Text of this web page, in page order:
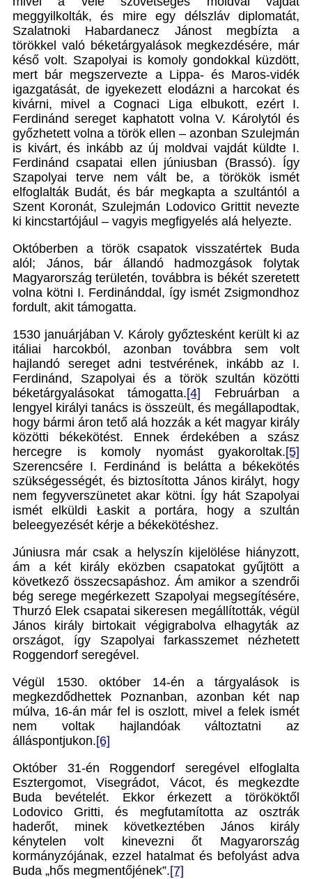
meggyilkolták, és mire egy délszláv diplomatát,
Szalatnoki Habardanecz Jánost megbízta a
törökkel való béketárgyalások megkezdésére, már
késő volt. Szapolyai is komoly gondokkal küzdött,
mert bár megszervezte a Lippa- és Maros-vidék
igazgatását, de igyekezett elodázni a harcokat és
kivárni, mivel a Cognaci Liga elbukott, ezért I.
Ferdinánd sereget kaphatott volna V. Károlytól és
győzhetett volna a török ellen – azonban Szulejmán
is kivárt, és inkább az új moldvai vajdát küldte I.
Ferdinánd csapatai ellen júniusban (Brassó). Így
Szapolyai terve nem vált be, a törökök ismét
elfoglalták Budát, és bár megkapta a szultántól a
Szent Koronát, Szulejmán Lodovico Grittit nevezte
ki kincstartójául – vagyis megfigyelés alá helyezte.
Októberben a török csapatok visszatértek Buda
alól; János, bár állandó hadmozgások folytak
Magyarország területén, továbbra is békét szeretett
volna kötni I. Ferdinánddal, így ismét Zsigmondhoz
fordult, akit támogatta.
1530 januárjában V. Károly győztesként került ki az
itáliai harcokból, azonban továbbra sem volt
hajlandó sereget adni testvérének, inkább az I.
Ferdinánd, Szapolyai és a török szultán közötti
béketárgyalásokat támogatta.[4]
Februárban a
lengyel királyi tanács is összeült, és megállapodtak,
hogy bármi áron tető alá hozzák a két magyar király
közötti békekötést. Ennek érdekében a szász
hercegre is komoly nyomást gyakoroltak.[5]
Szerencsére I. Ferdinánd is belátta a békekötés
szükségességét, és biztosította János királyt, hogy
nem fegyverszünetet akar kötni. Így hát Szapolyai
ismét elküldi Łaskit a portára, hogy a szultán
beleegyezését kérje a békekötéshez.
Júniusra már csak a helyszín kijelölése hiányzott,
ám a két király eközben csapatokat gyűjtött a
következő összecsapáshoz. Ám amikor a szendrői
bég serege megérkezett Szapolyai megsegítésére,
Thurzó Elek csapatai sikeresen megállították, végül
János király birtokait végigrabolva elhagyták az
országot, így Szapolyai farkasszemet nézhetett
Roggendorf seregével.
Végül 1530. október 14-én a tárgyalások is
megkezdődhettek Poznanban, azonban két nap
múlva, 16-án már fel is oszlott, mivel a felek ismét
nem voltak hajlandóak változtatni az
álláspontjukon.[6]
Október 31-én Roggendorf seregével elfoglalta
Esztergomot, Visegrádot, Vácot, és megkezdte
Buda bevételét. Ekkor érkezett a törököktől
Lodovico Gritti, és megfutamította az osztrák
haderőt, minek következtében János király
kénytelen volt kinevezni őt Magyarország
kormányzójának, ezzel hatalmat és befolyást adva
Buda „hős megmentőjének”.[7]